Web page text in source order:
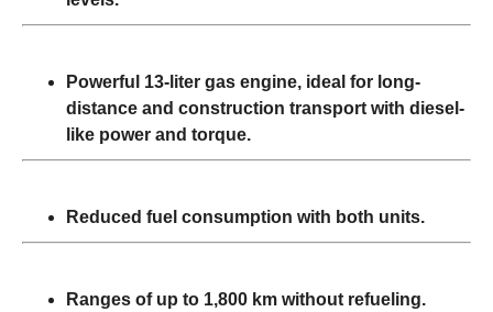
Powerful 13-liter gas engine, ideal for long-
distance and construction transport with diesel-
like power and torque.
Reduced fuel consumption with both units.
Ranges of up to 1,800 km without refueling.